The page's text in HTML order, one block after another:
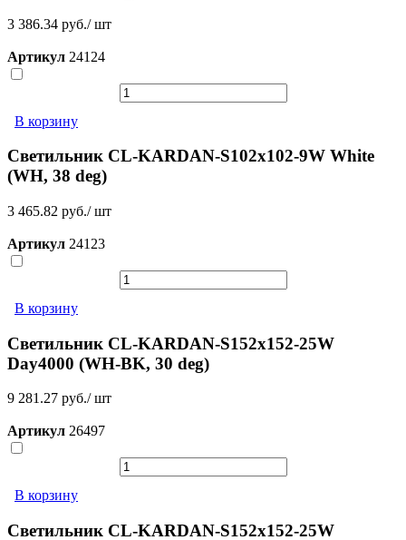
3 386.34 руб./ шт
Артикул 24124
В корзину
Светильник CL-KARDAN-S102x102-9W White
(WH, 38 deg)
3 465.82 руб./ шт
Артикул 24123
В корзину
Светильник CL-KARDAN-S152x152-25W
Day4000 (WH-BK, 30 deg)
9 281.27 руб./ шт
Артикул 26497
В корзину
Светильник CL-KARDAN-S152x152-25W